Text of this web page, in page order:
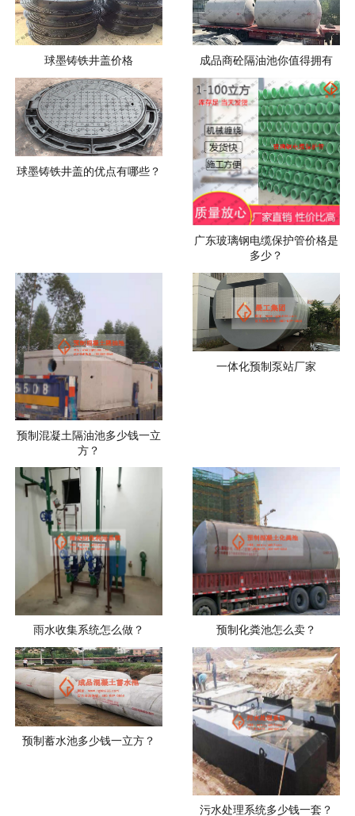
球墨铸铁井盖价格 成品商砼隔油池你值得拥有
球墨铸铁井盖的优点有哪些？
广东玻璃钢电缆保护管价格是
多少？
预制混凝土隔油池多少钱一立
方？
一体化预制泵站厂家
雨水收集系统怎么做？ 预制化粪池怎么卖？
预制蓄水池多少钱一立方？
污水处理系统多少钱一套？